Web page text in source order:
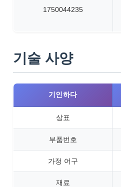
1750044235
기술 사양
기인하다
상표
부품번호
가정 어구
재료